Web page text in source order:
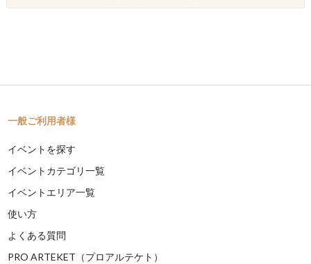
一般ご利用者様
イベントを探す
イベントカテゴリ一覧
イベントエリア一覧
使い方
よくある質問
PRO ARTEKET（プロアルテケト）